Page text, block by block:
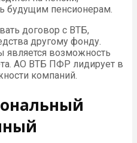
будущим пенсионерам.
договор с ВТБ,
другому фонду.
возможность
АО ВТБ ПФР лидирует в
компаний.